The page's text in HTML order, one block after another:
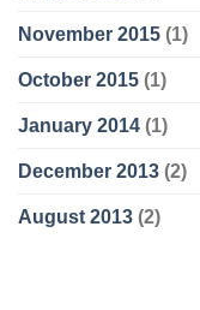
November 2015 (1)
October 2015 (1)
January 2014 (1)
December 2013 (2)
August 2013 (2)